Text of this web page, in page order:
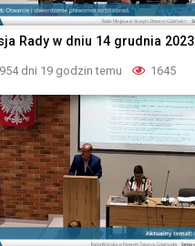
Rady w dniu 14 grudnia 2023
954 dni 19 godzin temu 1645